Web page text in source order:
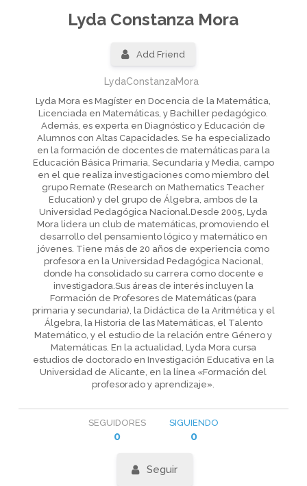
Lyda Constanza Mora
Add Friend
LydaConstanzaMora
Lyda Mora es Magíster en Docencia de la Matemática,
Licenciada en Matemáticas, y Bachiller pedagógico.
Además, es experta en Diagnóstico y Educación de
Alumnos con Altas Capacidades. Se ha especializado
en la formación de docentes de matemáticas para la
Educación Básica Primaria, Secundaria y Media, campo
en el que realiza investigaciones como miembro del
grupo Remate (Research on Mathematics Teacher
Education) y del grupo de Álgebra, ambos de la
Universidad Pedagógica Nacional.Desde 2005, Lyda
Mora lidera un club de matemáticas, promoviendo el
desarrollo del pensamiento lógico y matemático en
jóvenes. Tiene más de 20 años de experiencia como
profesora en la Universidad Pedagógica Nacional,
donde ha consolidado su carrera como docente e
investigadora.Sus áreas de interés incluyen la
Formación de Profesores de Matemáticas (para
primaria y secundaria), la Didáctica de la Aritmética y el
Álgebra, la Historia de las Matemáticas, el Talento
Matemático, y el estudio de la relación entre Género y
Matemáticas. En la actualidad, Lyda Mora cursa
estudios de doctorado en Investigación Educativa en la
Universidad de Alicante, en la línea «Formación del
profesorado y aprendizaje».
SEGUIDORES
0
SIGUIENDO
0
Seguir